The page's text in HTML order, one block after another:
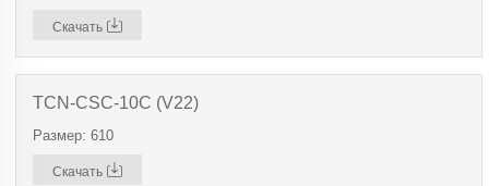
Скачать
TCN-CSC-10C (V22)
Размер: 610
Скачать